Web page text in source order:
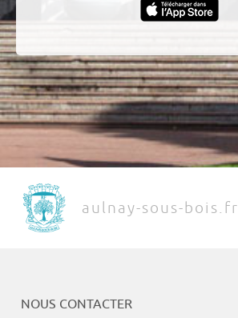
aulnay-sous-bois.fr
NOUS CONTACTER